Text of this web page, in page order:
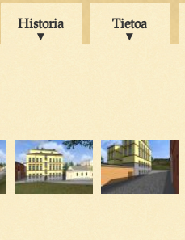
Historia Tietoa